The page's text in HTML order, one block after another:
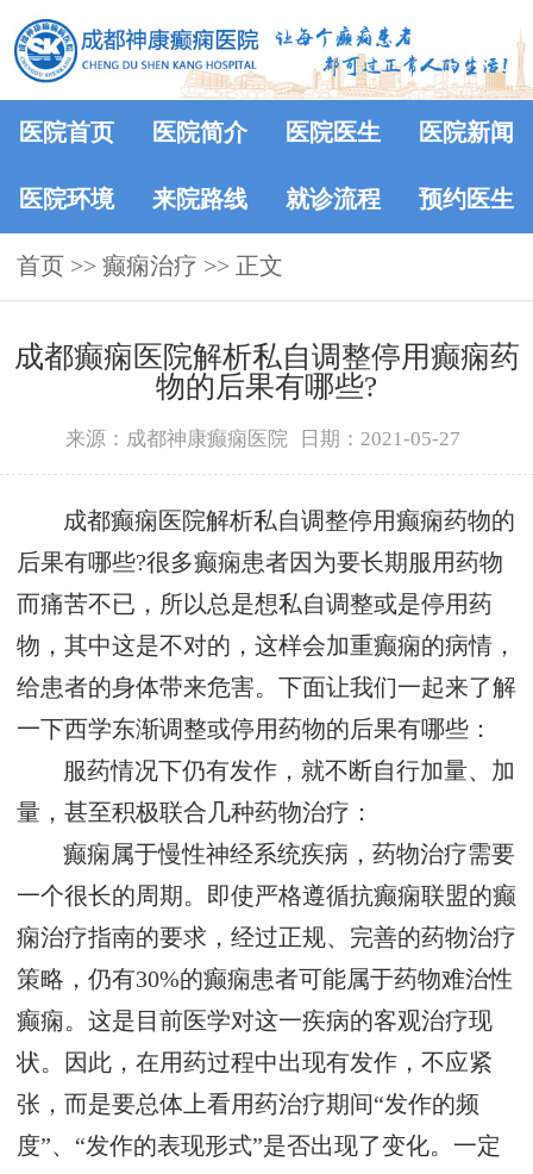
医院首页 医院简介 医院医生 医院新闻
医院环境 来院路线 就诊流程 预约医生
首页 >> 癫痫治疗 >> 正文
成都癫痫医院解析私自调整停用癫痫药
物的后果有哪些?
来源：成都神康癫痫医院 日期：2021-05-27
成都癫痫医院解析私自调整停用癫痫药物的
后果有哪些?很多癫痫患者因为要长期服用药物
而痛苦不已，所以总是想私自调整或是停用药
物，其中这是不对的，这样会加重癫痫的病情，
给患者的身体带来危害。下面让我们一起来了解
一下西学东渐调整或停用药物的后果有哪些：
服药情况下仍有发作，就不断自行加量、加
量，甚至积极联合几种药物治疗：
癫痫属于慢性神经系统疾病，药物治疗需要
一个很长的周期。即使严格遵循抗癫痫联盟的癫
痫治疗指南的要求，经过正规、完善的药物治疗
策略，仍有30%的癫痫患者可能属于药物难治性
癫痫。这是目前医学对这一疾病的客观治疗现
状。因此，在用药过程中出现有发作，不应紧
张，而是要总体上看用药治疗期间“发作的频
度”、“发作的表现形式”是否出现了变化。一定